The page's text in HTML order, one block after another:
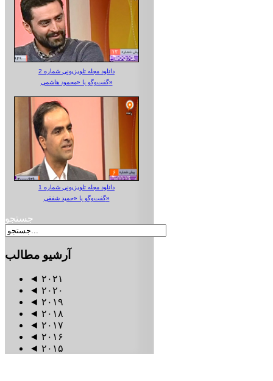
دانلود مجله تلویزیونی شماره 2
گفت‌وگو با «محمود هاشمی»
دانلود مجله تلویزیونی شماره 1
گفت‌وگو با «حمید شفقی»
جستجو
آرشیو مطالب
◄ ۲۰۲۱
◄ ۲۰۲۰
◄ ۲۰۱۹
◄ ۲۰۱۸
◄ ۲۰۱۷
◄ ۲۰۱۶
◄ ۲۰۱۵